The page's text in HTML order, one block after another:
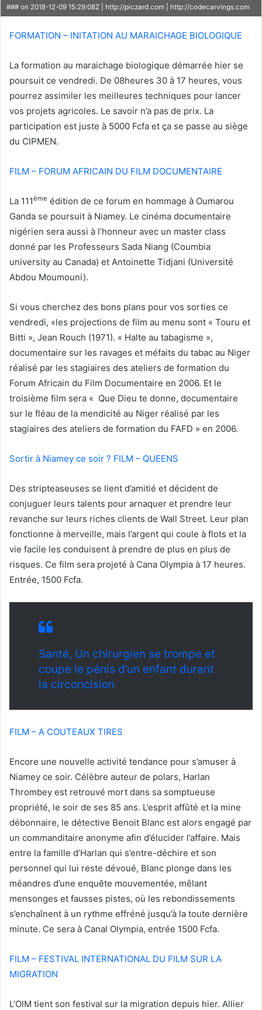
### on 2018-12-09 15:29:08Z | http://piczard.com | http://codecarvings.com
FORMATION – INITATION AU MARAICHAGE BIOLOGIQUE
La formation au maraichage biologique démarrée hier se
poursuit ce vendredi. De 08heures 30 à 17 heures, vous
pourrez assimiler les meilleures techniques pour lancer
vos projets agricoles. Le savoir n’a pas de prix. La
participation est juste à 5000 Fcfa et ça se passe au siège
du CIPMEN.
FILM – FORUM AFRICAIN DU FILM DOCUMENTAIRE
La 111ème édition de ce forum en hommage à Oumarou
Ganda se poursuit à Niamey. Le cinéma documentaire
nigérien sera aussi à l’honneur avec un master class
donné par les Professeurs Sada Niang (Coumbia
university au Canada) et Antoinette Tidjani (Université
Abdou Moumouni).
Si vous cherchez des bons plans pour vos sorties ce
vendredi, «les projections de film au menu sont « Touru et
Bitti », Jean Rouch (1971). « Halte au tabagisme »,
documentaire sur les ravages et méfaits du tabac au Niger
réalisé par les stagiaires des ateliers de formation du
Forum Africain du Film Documentaire en 2006. Et le
troisième film sera « Que Dieu te donne, documentaire
sur le fléau de la mendicité au Niger réalisé par les
stagiaires des ateliers de formation du FAFD » en 2006.
Sortir à Niamey ce soir ? FILM – QUEENS
Des stripteaseuses se lient d’amitié et décident de
conjuguer leurs talents pour arnaquer et prendre leur
revanche sur leurs riches clients de Wall Street. Leur plan
fonctionne à merveille, mais l’argent qui coule à flots et la
vie facile les conduisent à prendre de plus en plus de
risques. Ce film sera projeté à Cana Olympia à 17 heures.
Entrée, 1500 Fcfa.
Santé, Un chirurgien se trompe et
coupe le pénis d’un enfant durant
la circoncision
FILM – A COUTEAUX TIRES
Encore une nouvelle activité tendance pour s’amuser à
Niamey ce soir. Célèbre auteur de polars, Harlan
Thrombey est retrouvé mort dans sa somptueuse
propriété, le soir de ses 85 ans. L’esprit affûté et la mine
débonnaire, le détective Benoit Blanc est alors engagé par
un commanditaire anonyme afin d’élucider l’affaire. Mais
entre la famille d’Harlan qui s’entre-déchire et son
personnel qui lui reste dévoué, Blanc plonge dans les
méandres d’une enquête mouvementée, mêlant
mensonges et fausses pistes, où les rebondissements
s’enchaînent à un rythme effréné jusqu’à la toute dernière
minute. Ce sera à Canal Olympia, entrée 1500 Fcfa.
FILM – FESTIVAL INTERNATIONAL DU FILM SUR LA
MIGRATION
L’OIM tient son festival sur la migration depuis hier. Allier